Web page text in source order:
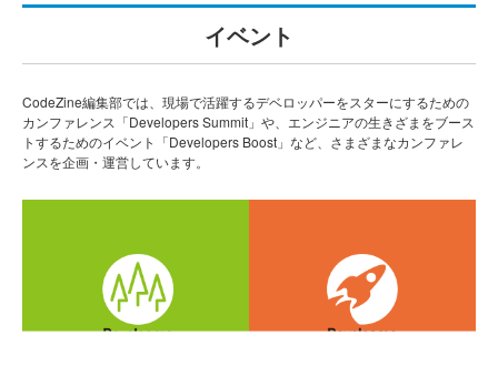
イベント
CodeZine編集部では、現場で活躍するデベロッパーをスターにするための
カンファレンス「Developers Summit」や、エンジニアの生きざまをブース
トするためのイベント「Developers Boost」など、さまざまなカンファレ
ンスを企画・運営しています。